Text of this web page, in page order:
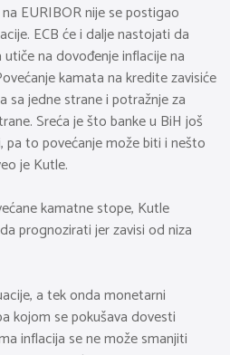
EURIBOR nije se postigao
ECB će i dalje nastojati da
na dovođenje inflacije na
kamata na kredite zavisiće
sa jedne strane i potražnje za
Sreća je što banke u BiH još
pa to povećanje može biti i nešto
je Kutle.
kamatne stope, Kutle
prognozirati jer zavisi od niza
a tek onda monetarni
kojom se pokušava dovesti
inflacija se ne može smanjiti